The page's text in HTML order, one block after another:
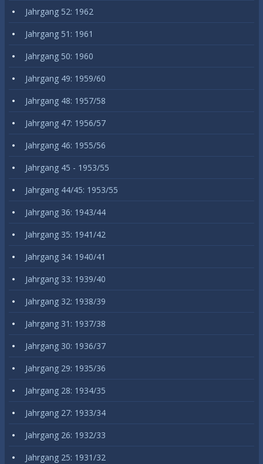
Jahrgang 52: 1962
Jahrgang 51: 1961
Jahrgang 50: 1960
Jahrgang 49: 1959/60
Jahrgang 48: 1957/58
Jahrgang 47: 1956/57
Jahrgang 46: 1955/56
Jahrgang 45 - 1953/55
Jahrgang 44/45: 1953/55
Jahrgang 36: 1943/44
Jahrgang 35: 1941/42
Jahrgang 34: 1940/41
Jahrgang 33: 1939/40
Jahrgang 32: 1938/39
Jahrgang 31: 1937/38
Jahrgang 30: 1936/37
Jahrgang 29: 1935/36
Jahrgang 28: 1934/35
Jahrgang 27: 1933/34
Jahrgang 26: 1932/33
Jahrgang 25: 1931/32